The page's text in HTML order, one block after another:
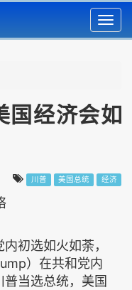
国经济会如
川普 美国总统 经济
初选如火如荼，
）在共和党内
当选总统，美国